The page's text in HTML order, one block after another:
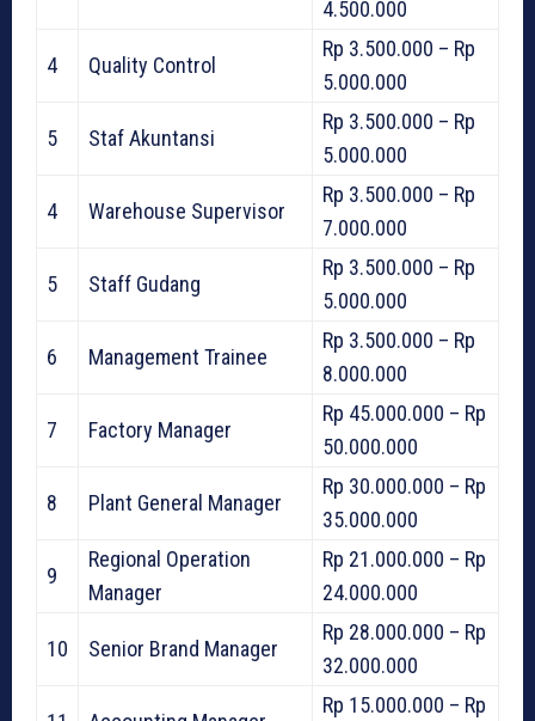
4.500.000
4 Quality Control
Rp 3.500.000 – Rp
5.000.000
5 Staf Akuntansi
Rp 3.500.000 – Rp
5.000.000
4 Warehouse Supervisor
Rp 3.500.000 – Rp
7.000.000
5 Staff Gudang
Rp 3.500.000 – Rp
5.000.000
6 Management Trainee
Rp 3.500.000 – Rp
8.000.000
7 Factory Manager
Rp 45.000.000 – Rp
50.000.000
8 Plant General Manager
Rp 30.000.000 – Rp
35.000.000
9
Regional Operation
Manager
Rp 21.000.000 – Rp
24.000.000
10 Senior Brand Manager
Rp 28.000.000 – Rp
32.000.000
Rp 15.000.000 – Rp